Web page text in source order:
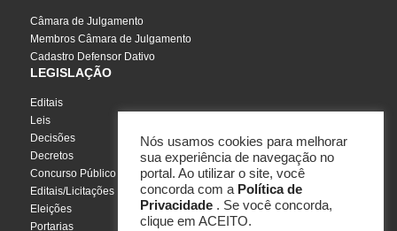
Câmara de Julgamento
Membros Câmara de Julgamento
Cadastro Defensor Dativo
LEGISLAÇÃO
Editais
Leis
Decisões
Decretos
Concurso Público
Editais/Licitações
Eleições
Portarias
Nós usamos cookies para melhorar
sua experiência de navegação no
portal. Ao utilizar o site, você
concorda com a Política de
Privacidade . Se você concorda,
clique em ACEITO.